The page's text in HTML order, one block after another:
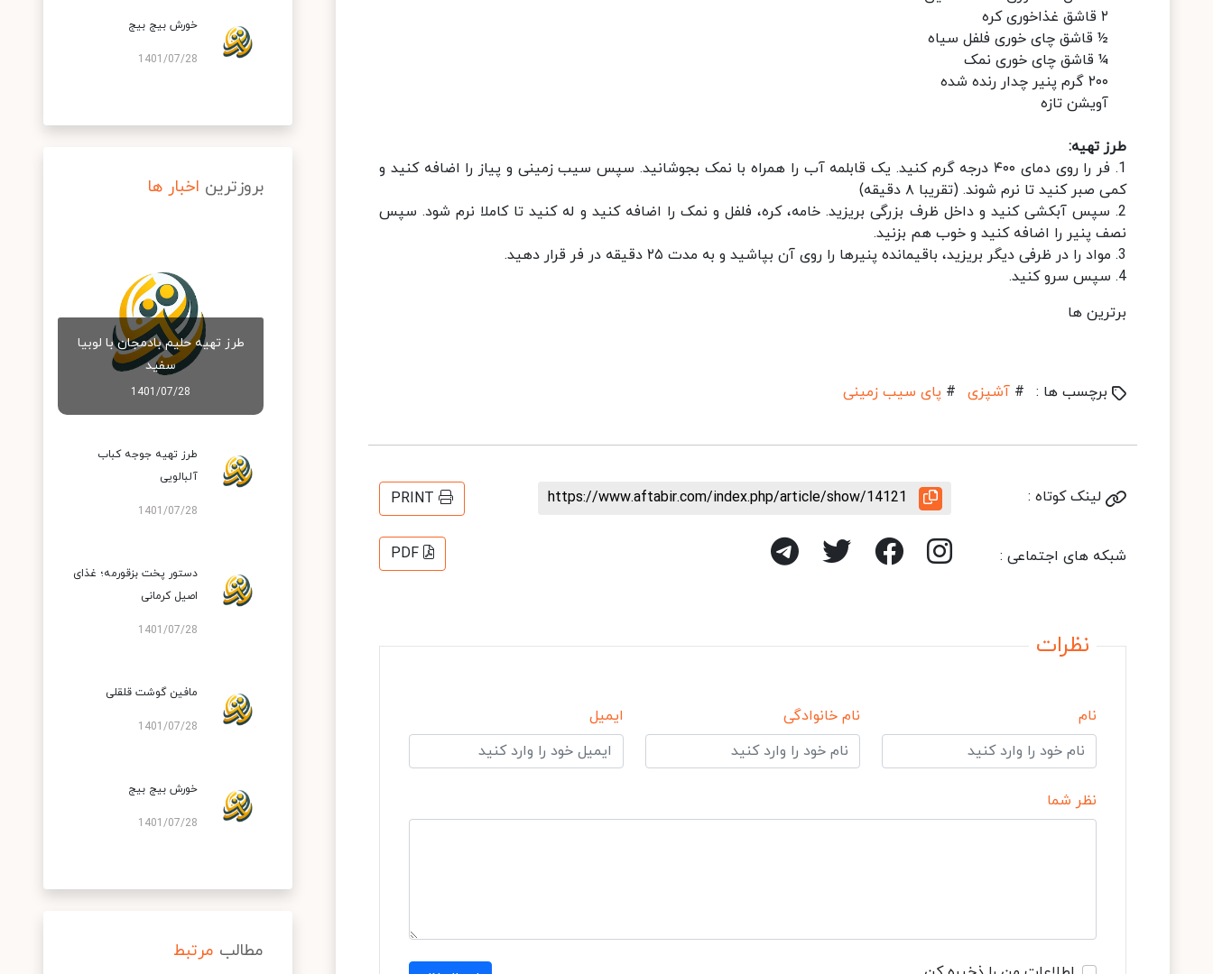
½ قاشق چای خوری فلفل سیاه
¼ قاشق چای خوری نمک
آویشن تازه
طرز تهیه:
1. فر را روی دمای ۴۰۰ درجه گرم کنید. یک قابلمه آب را همراه با نمک بجوشانید. سپس سیب زمینی و پیاز را اضافه کنید و
کمی صبر کنید تا نرم شوند. (تقریبا ۸ دقیقه)
2. سپس آبکشی کنید و داخل ظرف بزرگی بریزید. خامه، کره، فلفل و نمک را اضافه کنید و له کنید تا کاملا نرم شود. سپس
نصف پنیر را اضافه کنید و خوب هم بزنید.
3. مواد را در ظرفی دیگر بریزید، باقیمانده پنیرها را روی آن بپاشید و به مدت ۲۵ دقیقه در فر قرار دهید.
4. سپس سرو کنید.
برترین ها
برچسب ها : # آشپزی # پای سیب زمینی
لینک کوتاه : https://www.aftabir.com/index.php/article/show/14121
PRINT
شبکه های اجتماعی : PDF
نظرات
نام نام خانوادگی ایمیل
نظر شما
خورش بیج بیج
1401/07/28
بروزترین اخبار ها
طرز تهیه حلیم بادمجان با لوبیا
سفید
1401/07/28
طرز تهیه جوجه کباب
آلبالویی
1401/07/28
دستور پخت بزقورمه؛ غذای
اصیل کرمانی
1401/07/28
مافین گوشت قلقلی
1401/07/28
خورش بیج بیج
1401/07/28
مطالب مرتبط